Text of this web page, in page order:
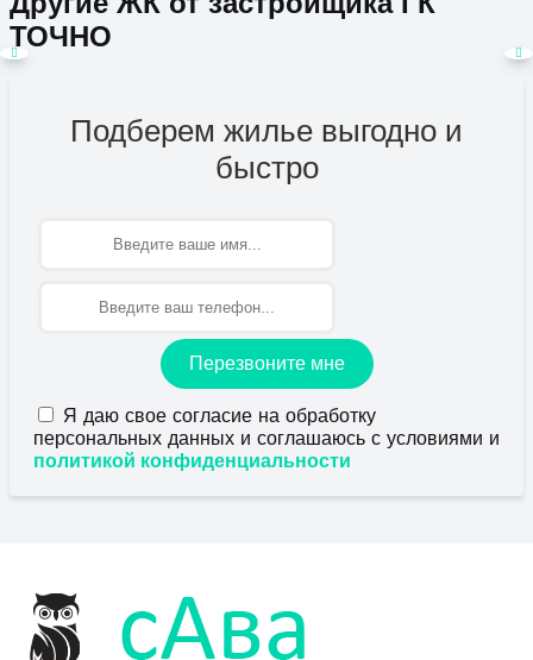
ТОЧНО
Подберем жилье выгодно и
быстро
Перезвоните мне
Я даю свое согласие на обработку
персональных данных и соглашаюсь с условиями и
политикой конфиденциальности